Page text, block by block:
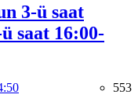
3-ü saat
saat 16:00-
553